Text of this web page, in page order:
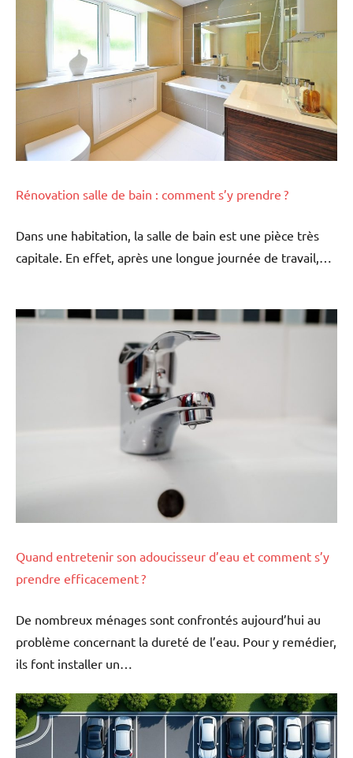
Rénovation salle de bain : comment s’y prendre ?
Dans une habitation, la salle de bain est une pièce très
capitale. En effet, après une longue journée de travail,…
Quand entretenir son adoucisseur d’eau et comment s’y
prendre efficacement ?
De nombreux ménages sont confrontés aujourd’hui au
problème concernant la dureté de l’eau. Pour y remédier,
ils font installer un…